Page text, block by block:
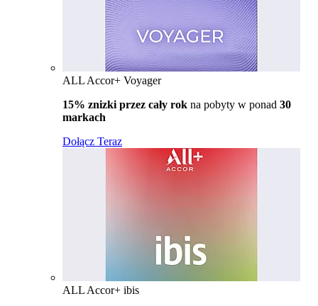
ALL Accor+ Voyager
15% znizki przez cały rok na pobyty w ponad 30
markach
Dołącz Teraz
ALL Accor+ ibis